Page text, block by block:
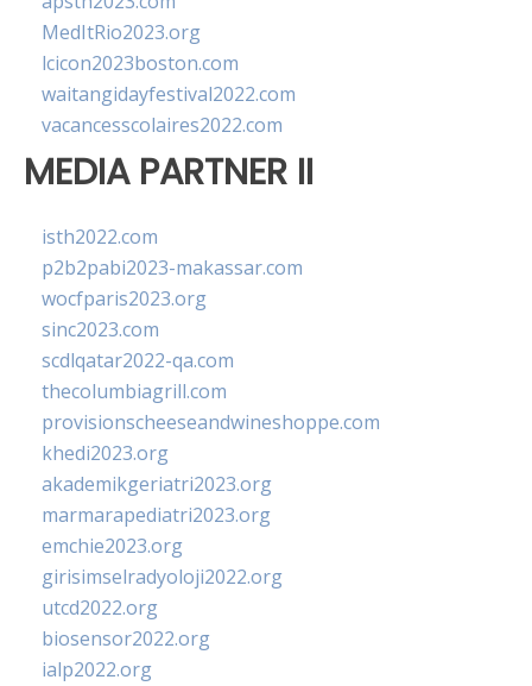
MedItRio2023.org
lcicon2023boston.com
waitangidayfestival2022.com
vacancesscolaires2022.com
MEDIA PARTNER II
isth2022.com
p2b2pabi2023-makassar.com
wocfparis2023.org
sinc2023.com
scdlqatar2022-qa.com
thecolumbiagrill.com
provisionscheeseandwineshoppe.com
khedi2023.org
akademikgeriatri2023.org
marmarapediatri2023.org
emchie2023.org
girisimselradyoloji2022.org
utcd2022.org
biosensor2022.org
ialp2022.org